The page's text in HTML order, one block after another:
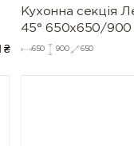
₴
Кухонна секція
45° 650х650/900
650 900 650